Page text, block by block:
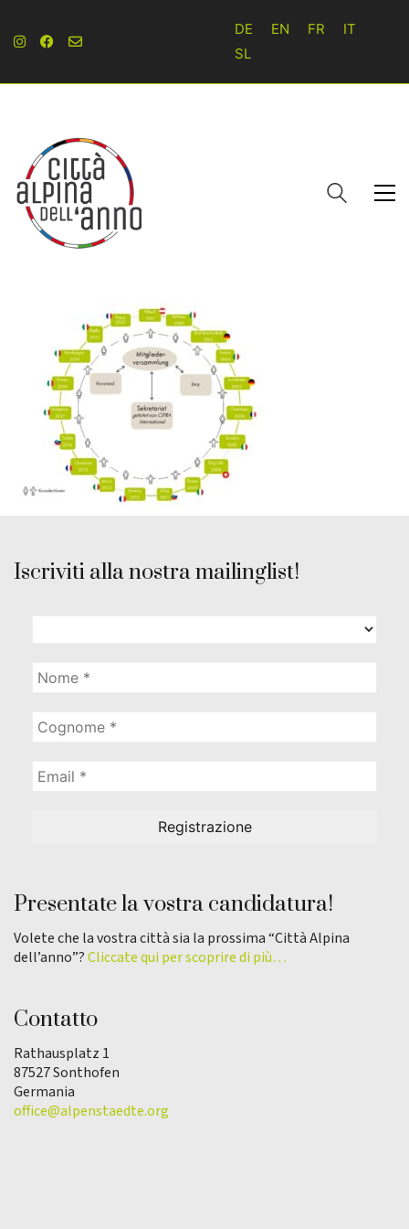
DE EN FR
IT
SL
Iscriviti alla nostra mailinglist!
Presentate la vostra candidatura!
Volete che la vostra città sia la prossima “Città Alpina
dell’anno”?Cliccate qui per scoprire di più…
Contatto
Rathausplatz 1
87527 Sonthofen
Germania
office@alpenstaedte.org